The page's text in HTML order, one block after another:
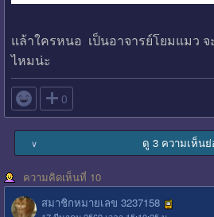
แล้าใครหนอ เป็นอาจารย์โยมแมว
ไหมน่ะ
 0
∨ ดู 3 ความเห็นย่
ความคิดเห็นที่ 10
สมาชิกหมายเลข 3237158